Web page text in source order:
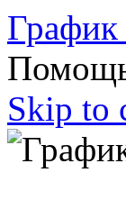
Помощь
Skip to